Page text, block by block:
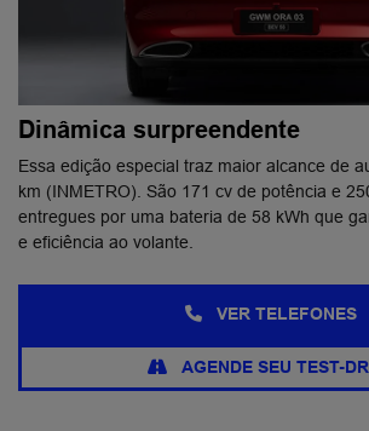
Dinâmica surpreendente
Essa edição especial traz maior alcance de
km (INMETRO). São 171 cv de potência e
entregues por uma bateria de 58 kWh que
e eficiência ao volante.
VER TELEFONES
AGENDE SEU TEST-